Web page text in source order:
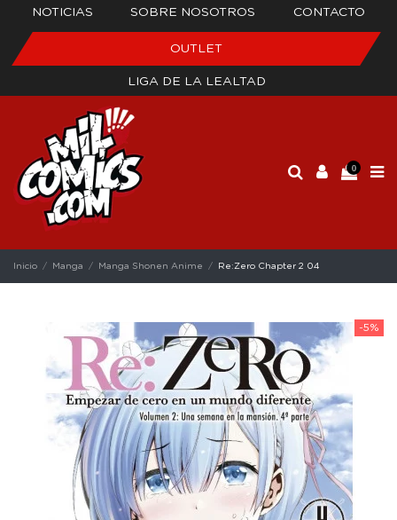
NOTICIAS SOBRE NOSOTROS CONTACTO
OUTLET
LIGA DE LA LEALTAD
0
Inicio Manga Manga Shonen Anime Re:Zero Chapter 2 04
-5%